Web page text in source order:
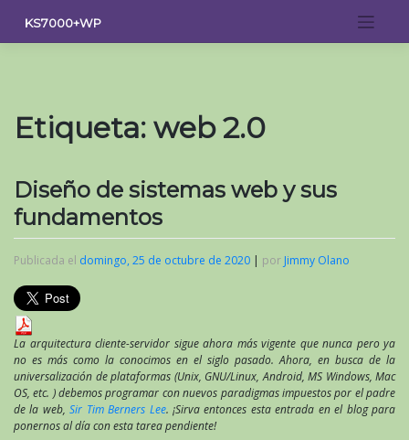
contenido
KS7000+WP
Etiqueta: web 2.0
Diseño de sistemas web y sus
fundamentos
Publicada el domingo, 25 de octubre de 2020 | por Jimmy Olano
La arquitectura cliente-servidor sigue ahora más vigente que nunca pero ya
no es más como la conocimos en el siglo pasado. Ahora, en busca de la
universalización de plataformas (Unix, GNU/Linux, Android, MS Windows, Mac
OS, etc. ) debemos programar con nuevos paradigmas impuestos por el padre
de la web,Sir Tim Berners Lee. ¡Sirva entonces esta entrada en el blog para
ponernos al día con esta tarea pendiente!